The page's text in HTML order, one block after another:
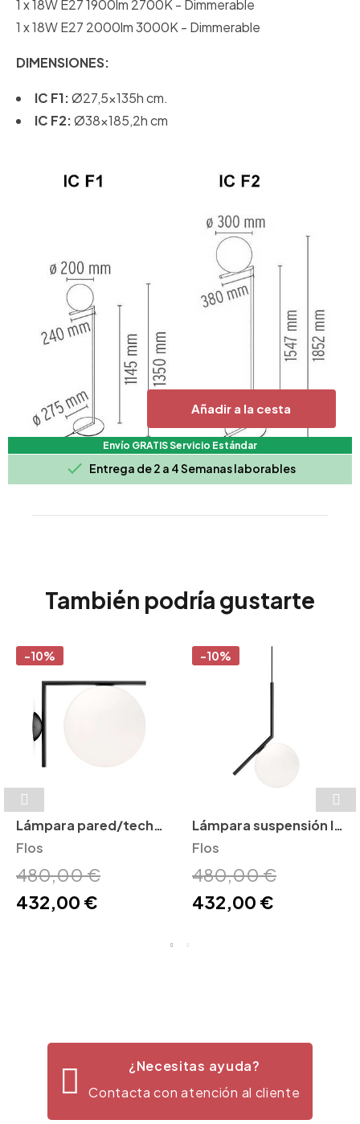
Añadir a la cesta
Envío GRATIS Servicio Estándar
 Entrega de 2 a 4 Semanas laborables
1 x 18W E27 1900lm 2700K - Dimmerable
1 x 18W E27 2000lm 3000K - Dimmerable
DIMENSIONES:
IC F1:Ø27,5x135h cm.
IC F2:Ø38x185,2h cm
También podría gustarte
-10%
Lámpara pared/techo
IC C/W Flos
Flos
480,00 €
432,00 €
-10%
Lámpara suspensión IC
S Flos
Flos
480,00 €
432,00 €
¿Necesitas ayuda?
Contacta con atención al cliente